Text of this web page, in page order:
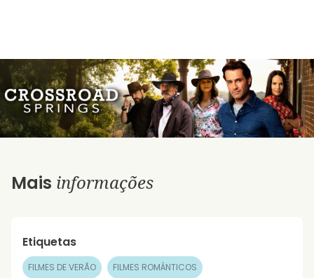
Mais informações
Etiquetas
FILMES DE VERÃO FILMES ROMÂNTICOS